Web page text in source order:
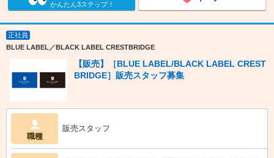
かんたん3ステップ！
正社員
BLUE LABEL／BLACK LABEL CRESTBRIDGE
【販売】［BLUE LABEL/BLACK LABEL CREST
BRIDGE］販売スタッフ募集
職種
販売スタッフ